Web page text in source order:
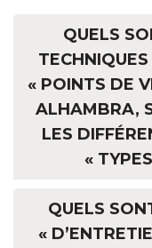
QUELS
« POINTS DE
ALHAMBRA,
LES
«
QUELS
«